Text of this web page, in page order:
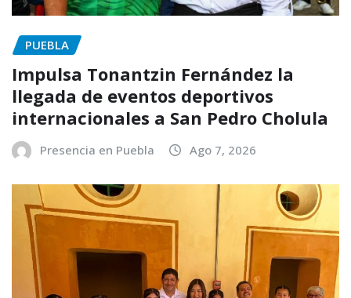
PUEBLA
Impulsa Tonantzin Fernández la
llegada de eventos deportivos
internacionales a San Pedro Cholula
Presencia en Puebla Ago 7, 2026